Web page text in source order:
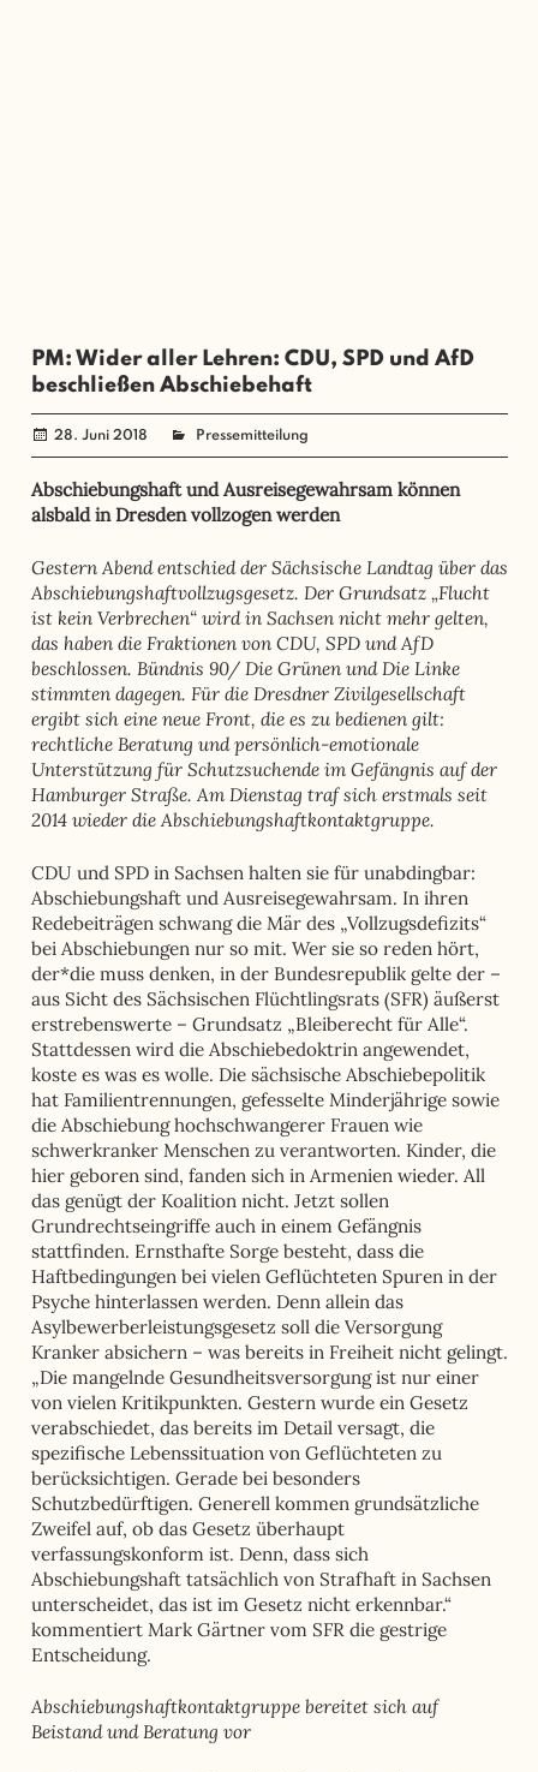
PM: Wider aller Lehren: CDU, SPD und AfD
beschließen Abschiebehaft
28. Juni 2018 administrator
Pressemitteilung
Abschiebungshaft und Ausreisegewahrsam können
alsbald in Dresden vollzogen werden
Gestern Abend entschied der Sächsische Landtag über das
Abschiebungshaftvollzugsgesetz. Der Grundsatz „Flucht
ist kein Verbrechen“ wird in Sachsen nicht mehr gelten,
das haben die Fraktionen von CDU, SPD und AfD
beschlossen. Bündnis 90/ Die Grünen und Die Linke
stimmten dagegen. Für die Dresdner Zivilgesellschaft
ergibt sich eine neue Front, die es zu bedienen gilt:
rechtliche Beratung und persönlich-emotionale
Unterstützung für Schutzsuchende im Gefängnis auf der
Hamburger Straße. Am Dienstag traf sich erstmals seit
2014 wieder die Abschiebungshaftkontaktgruppe.
CDU und SPD in Sachsen halten sie für unabdingbar:
Abschiebungshaft und Ausreisegewahrsam. In ihren
Redebeiträgen schwang die Mär des „Vollzugsdefizits“
bei Abschiebungen nur so mit. Wer sie so reden hört,
der*die muss denken, in der Bundesrepublik gelte der –
aus Sicht des Sächsischen Flüchtlingsrats (SFR) äußerst
erstrebenswerte – Grundsatz „Bleiberecht für Alle“.
Stattdessen wird die Abschiebedoktrin angewendet,
koste es was es wolle. Die sächsische Abschiebepolitik
hat Familientrennungen, gefesselte Minderjährige sowie
die Abschiebung hochschwangerer Frauen wie
schwerkranker Menschen zu verantworten. Kinder, die
hier geboren sind, fanden sich in Armenien wieder. All
das genügt der Koalition nicht. Jetzt sollen
Grundrechtseingriffe auch in einem Gefängnis
stattfinden. Ernsthafte Sorge besteht, dass die
Haftbedingungen bei vielen Geflüchteten Spuren in der
Psyche hinterlassen werden. Denn allein das
Asylbewerberleistungsgesetz soll die Versorgung
Kranker absichern – was bereits in Freiheit nicht gelingt.
„Die mangelnde Gesundheitsversorgung ist nur einer
von vielen Kritikpunkten. Gestern wurde ein Gesetz
verabschiedet, das bereits im Detail versagt, die
spezifische Lebenssituation von Geflüchteten zu
berücksichtigen. Gerade bei besonders
Schutzbedürftigen. Generell kommen grundsätzliche
Zweifel auf, ob das Gesetz überhaupt
verfassungskonform ist. Denn, dass sich
Abschiebungshaft tatsächlich von Strafhaft in Sachsen
unterscheidet, das ist im Gesetz nicht erkennbar.“
kommentiert Mark Gärtner vom SFR die gestrige
Entscheidung.
Abschiebungshaftkontaktgruppe bereitet sich auf
Beistand und Beratung vor